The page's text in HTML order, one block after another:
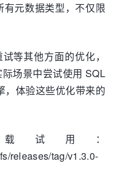
元数据类型，不仅限
等其他方面的优化，
场景中尝试使用 SQL
，体验这些优化带来的
试用：
releases/tag/v1.3.0-